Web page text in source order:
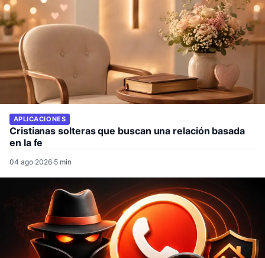
APLICACIONES
Cristianas solteras que buscan una relación basada
en la fe
04 ago 2026·5 min